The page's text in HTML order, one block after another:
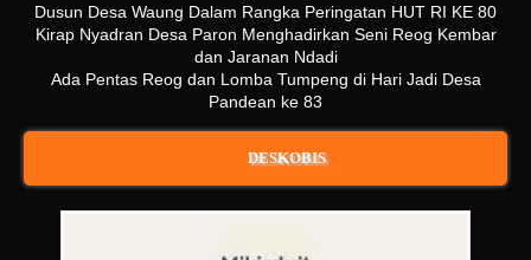
Dusun Desa Waung Dalam Rangka Peringatan HUT RI KE 80
Kirap Nyadran Desa Paron Menghadirkan Seni Reog Kembar
dan Jaranan Ndadi
Ada Pentas Reog dan Lomba Tumpeng di Hari Jadi Desa
Pandean ke 83
DESKOBIS